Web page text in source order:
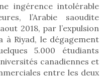
ingérence intolérable
l’Arabie saoudite
2018, par l’expulsion
à Riyad, le dégagement
5.000 étudiants
canadiennes et
entre les deux